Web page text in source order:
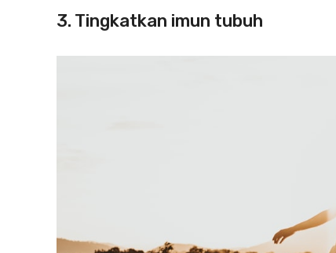
3. Tingkatkan imun tubuh